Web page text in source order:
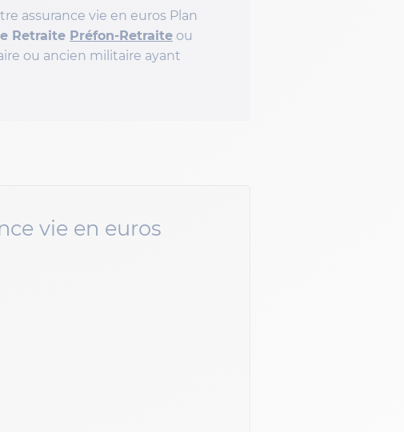
assurance vie en euros Plan
Retraite Préfon-Retraite ou
ou ancien militaire ayant
vie en euros